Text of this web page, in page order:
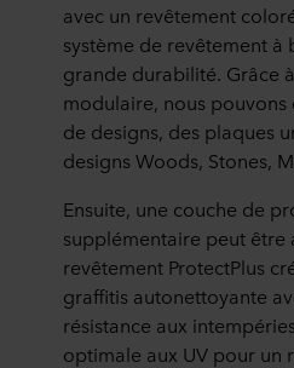
avec un revêtement
système de revêtement à
grande durabilité. Grâce
modulaire, nous pouvons
de designs, des plaques
designs Woods, Stones,
Ensuite, une couche de
supplémentaire peut être
revêtement ProtectPlus
graffitis autonettoyante
résistance aux
optimale aux UV pour un